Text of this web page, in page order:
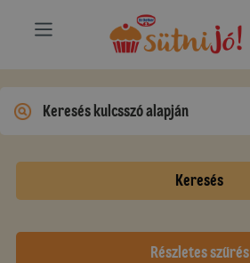
Keresés
Részletes szűrés